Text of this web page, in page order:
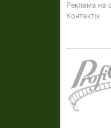
Реклама на
Контакты